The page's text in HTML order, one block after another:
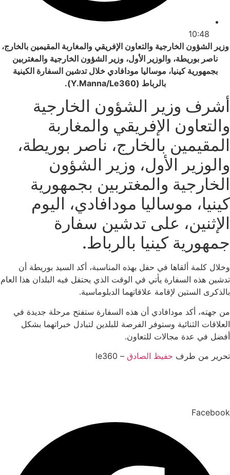
10:48
وزير الشؤون الخارجية والتعاون الإفريقي والمغاربة المقيمين بالخارج،
ناصر بوريطة، والوزير الأول، وزير الشؤون الخارجية والمغتربين
بجمهورية كينيا، موساليا مودافادي خلال تدشين السفارة الكينية
بالرباط (Y.Manna/Le360).
أشرف وزير الشؤون الخارجية
والتعاون الإفريقي والمغاربة
المقيمين بالخارج، ناصر بوريطة،
والوزير الأول، وزير الشؤون
الخارجية والمغتربين بجمهورية
كينيا، موساليا مودافادي، اليوم
الإثنين، على تدشين سفارة
جمهورية كينيا بالرباط.
وخلال كلمة ألقاها في حفل بهذه المناسبة، أكد السيد بوريطة أن
تدشين هذه السفارة يأتي في الوقت الذي يحتفل فيه البلدان هذا العام
بالذكرى الستين لإقامة علاقاتهما الدبلوماسية.
من جهته، أكد مودافادي أن هذه السفارة ستفتح مرحلة جديدة في
العلاقات الثنائية وستوفر الفرصة للبلدين لتبادل خبراتهما بشكل
أفضل في عدة مجالات للتعاون.
تحرير من طرف حفيظ الصادق – le360
Facebook